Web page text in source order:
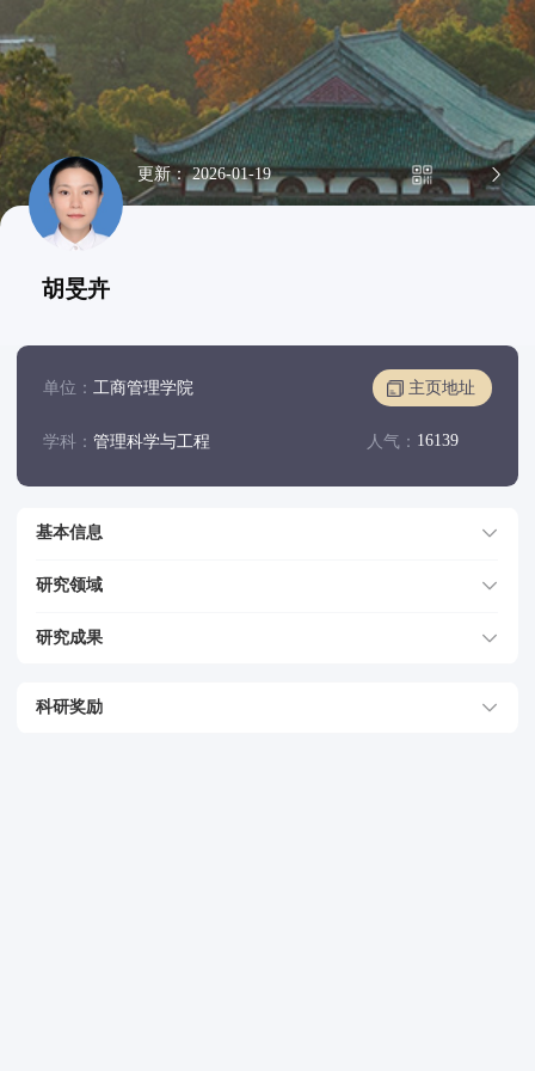
胡旻卉
更新： 2026-01-19
单位： 工商管理学院 主页地址
学科： 管理科学与工程 人气： 16139
基本信息
研究领域
研究成果
科研奖励